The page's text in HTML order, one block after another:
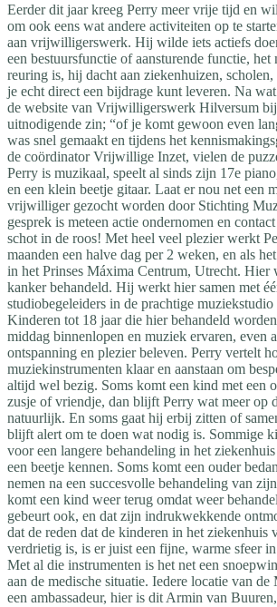
Eerder dit jaar kreeg Perry meer vrije tijd en
om ook eens wat andere activiteiten op te
aan vrijwilligerswerk. Hij wilde iets actiefs
een bestuursfunctie of aansturende functie, het
reuring is, hij dacht aan ziekenhuizen, scholen,
je echt direct een bijdrage kunt leveren. Na
de website van Vrijwilligerswerk Hilversum
uitnodigende zin; “of je komt gewoon even
was snel gemaakt en tijdens het
de coördinator Vrijwillige Inzet, vielen de
Perry is muzikaal, speelt al sinds zijn 17e
en een klein beetje gitaar. Laat er nou net een
vrijwilliger gezocht worden door Stichting
gesprek is meteen actie ondernomen en
schot in de roos! Met heel veel plezier werkt
maanden een halve dag per 2 weken, en als
in het Prinses Máxima Centrum, Utrecht. Hier
kanker behandeld. Hij werkt hier samen met
studiobegeleiders in de prachtige
Kinderen tot 18 jaar die hier behandeld
middag binnenlopen en muziek ervaren, even
ontspanning en plezier beleven. Perry vertelt
muziekinstrumenten klaar en aanstaan om
altijd wel bezig. Soms komt een kind met een
zusje of vriendje, dan blijft Perry wat meer op
natuurlijk. En soms gaat hij erbij zitten of
blijft alert om te doen wat nodig is. Sommige
voor een langere behandeling in het
een beetje kennen. Soms komt een ouder
nemen na een succesvolle behandeling van
komt een kind weer terug omdat weer
gebeurt ook, en dat zijn indrukwekkende
dat de reden dat de kinderen in het ziekenhuis
verdrietig is, is er juist een fijne, warme sfeer
Met al die instrumenten is het net een
aan de medische situatie. Iedere locatie van de
een ambassadeur, hier is dit Armin van